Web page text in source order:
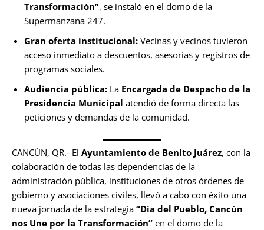
Transformación”, se instaló en el domo de la
Supermanzana 247.
Gran oferta institucional: Vecinas y vecinos tuvieron
acceso inmediato a descuentos, asesorías y registros de
programas sociales.
Audiencia pública: La Encargada de Despacho de la
Presidencia Municipal atendió de forma directa las
peticiones y demandas de la comunidad.
CANCÚN, QR.- El Ayuntamiento de Benito Juárez, con la
colaboración de todas las dependencias de la
administración pública, instituciones de otros órdenes de
gobierno y asociaciones civiles, llevó a cabo con éxito una
nueva jornada de la estrategia “Día del Pueblo, Cancún
nos Une por la Transformación” en el domo de la